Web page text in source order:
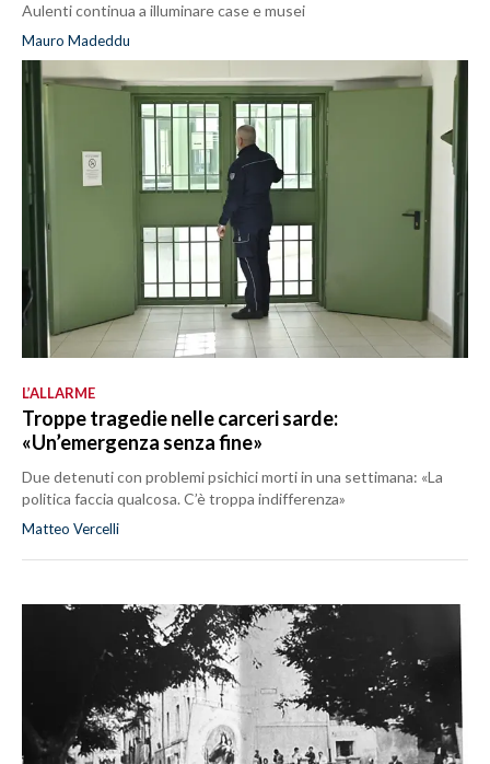
Aulenti continua a illuminare case e musei
Mauro Madeddu
L’ALLARME
Troppe tragedie nelle carceri sarde:
«Un’emergenza senza fine»
Due detenuti con problemi psichici morti in una settimana: «La
politica faccia qualcosa. C’è troppa indifferenza»
Matteo Vercelli